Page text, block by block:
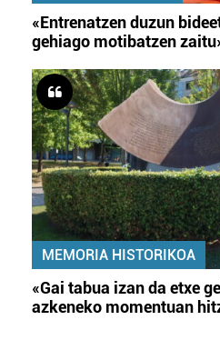
«Entrenatzen duzun
gehiago motibatzen
MEMORIA HISTORIKOA
«Gai tabua izan da etxe
azkeneko momentuan